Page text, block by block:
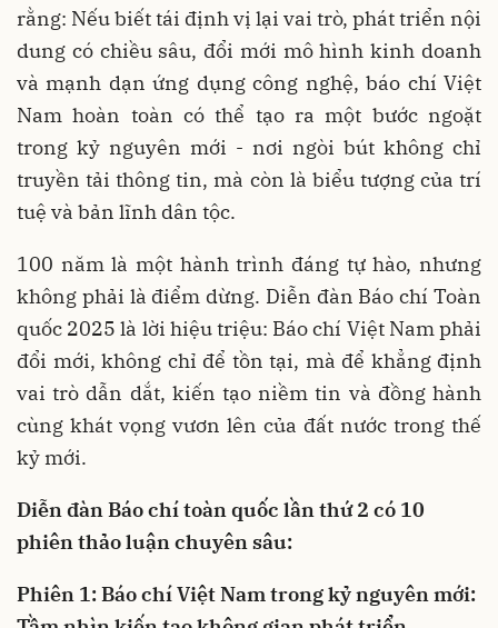
rằng: Nếu biết tái định vị lại vai trò, phát triển nội
dung có chiều sâu, đổi mới mô hình kinh doanh
và mạnh dạn ứng dụng công nghệ, báo chí Việt
Nam hoàn toàn có thể tạo ra một bước ngoặt
trong kỷ nguyên mới - nơi ngòi bút không chỉ
truyền tải thông tin, mà còn là biểu tượng của trí
tuệ và bản lĩnh dân tộc.
100 năm là một hành trình đáng tự hào, nhưng
không phải là điểm dừng. Diễn đàn Báo chí Toàn
quốc 2025 là lời hiệu triệu: Báo chí Việt Nam phải
đổi mới, không chỉ để tồn tại, mà để khẳng định
vai trò dẫn dắt, kiến tạo niềm tin và đồng hành
cùng khát vọng vươn lên của đất nước trong thế
kỷ mới.
Diễn đàn Báo chí toàn quốc lần thứ 2 có 10
phiên thảo luận chuyên sâu:
Phiên 1: Báo chí Việt Nam trong kỷ nguyên mới: